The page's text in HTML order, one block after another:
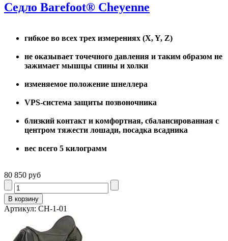
Седло Barefoot® Cheyenne
гибкое во всех трех измерениях (X, Y, Z)
не оказывает точечного давления и таким образом не
зажимает мышцы спины и холки
изменяемое положение шнеллера
VPS-система защиты позвоночника
близкий контакт и комфортная, сбалансированная с
центром тяжести лошади, посадка всадника
вес всего 5 килограмм
80 850 руб
Артикул: CH-1-01